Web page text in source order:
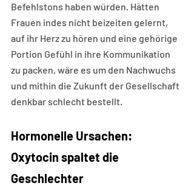
Befehlstons haben würden. Hätten
Frauen indes nicht beizeiten gelernt,
auf ihr Herz zu hören und eine gehörige
Portion Gefühl in ihre Kommunikation
zu packen, wäre es um den Nachwuchs
und mithin die Zukunft der Gesellschaft
denkbar schlecht bestellt.
Hormonelle Ursachen:
Oxytocin spaltet die
Geschlechter